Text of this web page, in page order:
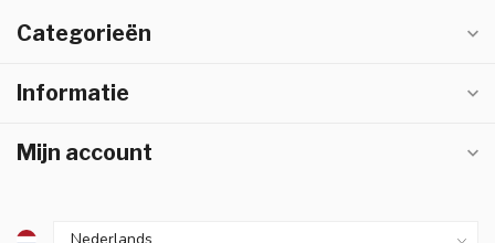
Categorieën
Informatie
Mijn account